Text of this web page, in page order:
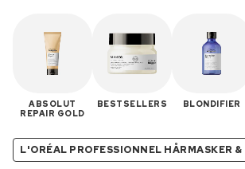
ABSOLUT
REPAIR GOLD
BESTSELLERS BLONDIFIER
L'ORÉAL PROFESSIONNEL HÅRMASKER